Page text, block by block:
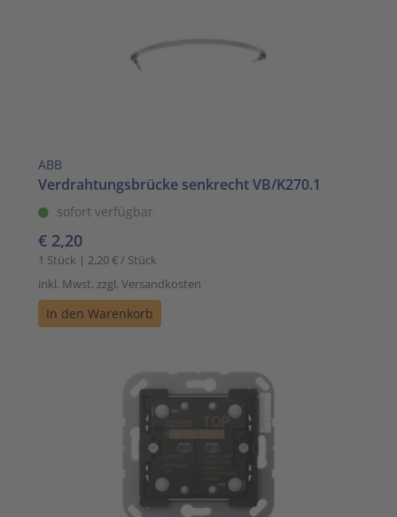
ABB
Verdrahtungsbrücke senkrecht VB/K270.1
sofort verfügbar
€ 2,20
1 Stück | 2,20 € / Stück
inkl. Mwst. zzgl. Versandkosten
In den Warenkorb